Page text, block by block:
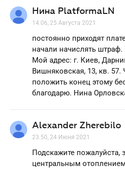
Нина PlatformaLN
14.06, 25 Августа 2021
постоянно приходят
начали начислять
Мой адрес: г. Киев,
Вишняковская, 13, кв.
положить конец этому
благодарю. Нина
Alexander Zherebilo
23.50, 24 Июня 2021
Подскажите пожалуйста,
центральным